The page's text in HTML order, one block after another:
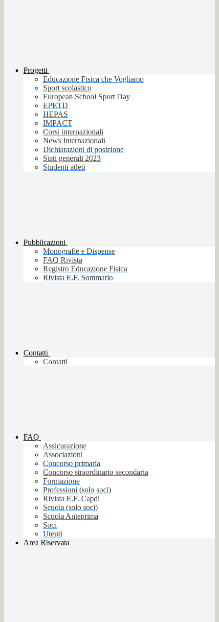
Progetti
Educazione Fisica che Vogliamo
Sport scolastico
European School Sport Day
EPETD
HEPAS
IMPACT
Corsi internazionali
News Internazionali
Dichiarazioni di posizione
Stati generali 2023
Studenti atleti
Pubblicazioni
Monografie e Dispense
FAQ Rivista
Registro Educazione Fisica
Rivista E.F. Sommario
Contatti
Contatti
FAQ
Assicurazione
Associazioni
Concorso primaria
Concorso straordinario secondaria
Formazione
Professioni (solo soci)
Rivista E.F. Capdi
Scuola (solo soci)
Scuola Anteprima
Soci
Utenti
Area Riservata